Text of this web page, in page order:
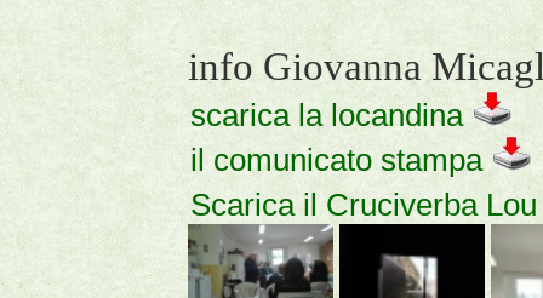
info Giovanna
scarica la locandina
il comunicato stampa
Scarica il Cruciverba